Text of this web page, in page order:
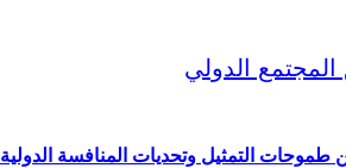
طموحات التمثيل وتحديات المنافسة الدولية